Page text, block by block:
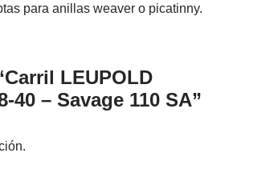
para anillas weaver o picatinny.
LEUPOLD
– Savage 110 SA”